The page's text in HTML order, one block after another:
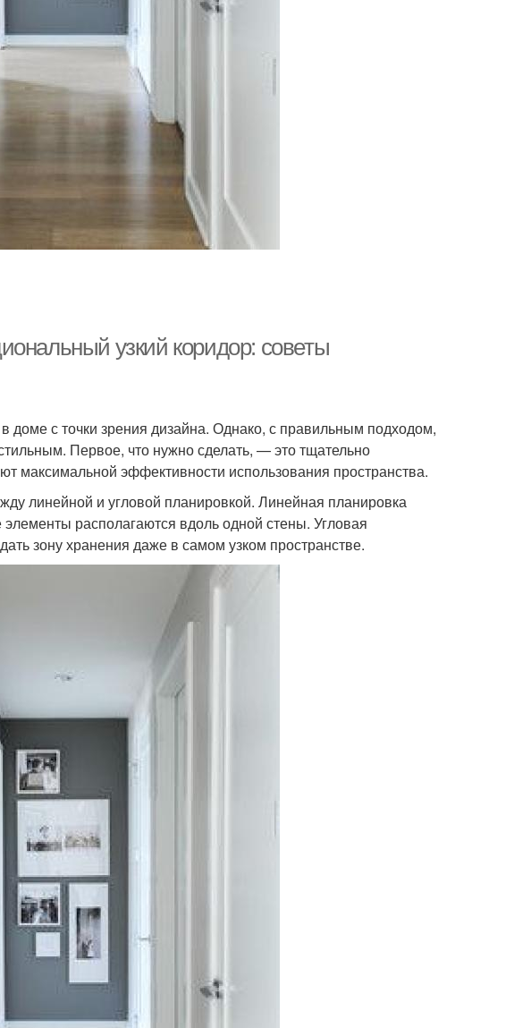
узкий коридор: советы
доме с точки зрения дизайна. Однако, с правильным подходом,
Первое, что нужно сделать, — это тщательно
максимальной эффективности использования пространства.
линейной и угловой планировкой. Линейная планировка
располагаются вдоль одной стены. Угловая
зону хранения даже в самом узком пространстве.